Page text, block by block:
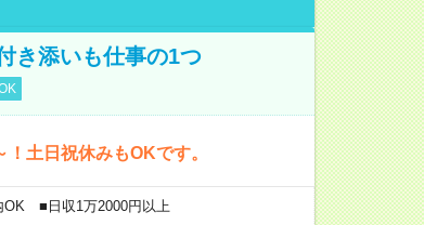
き添いも仕事の1つ
土日祝休みもOKです。
■日収1万2000円以上